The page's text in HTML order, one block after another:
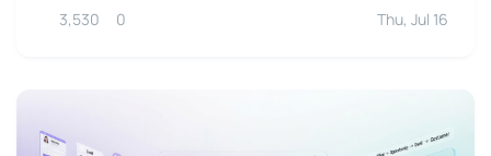
3,530 0 Thu, Jul 16